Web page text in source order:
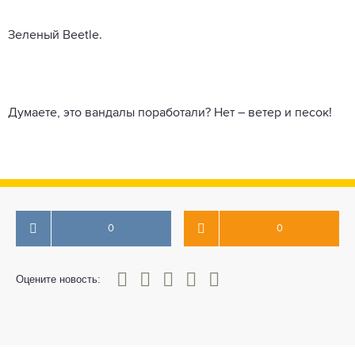
Зеленый Beetle.
Думаете, это вандалы поработали? Нет – ветер и песок!
0 0
Оцените новость:
0
1 3 4 5